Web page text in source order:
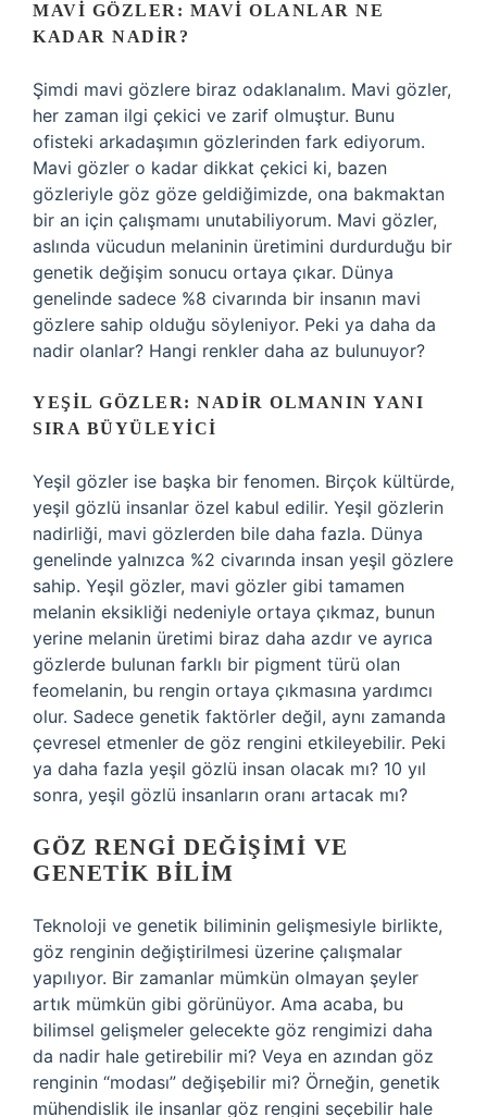
MAVI GÖZLER: MAVI OLANLAR NE
KADAR NADIR?
Şimdi mavi gözlere biraz odaklanalım. Mavi gözler,
her zaman ilgi çekici ve zarif olmuştur. Bunu
ofisteki arkadaşımın gözlerinden fark ediyorum.
Mavi gözler o kadar dikkat çekici ki, bazen
gözleriyle göz göze geldiğimizde, ona bakmaktan
bir an için çalışmamı unutabiliyorum. Mavi gözler,
aslında vücudun melaninin üretimini durdurduğu bir
genetik değişim sonucu ortaya çıkar. Dünya
genelinde sadece %8 civarında bir insanın mavi
gözlere sahip olduğu söyleniyor. Peki ya daha da
nadir olanlar? Hangi renkler daha az bulunuyor?
YEŞIL GÖZLER: NADIR OLMANIN YANI
SIRA BÜYÜLEYICI
Yeşil gözler ise başka bir fenomen. Birçok kültürde,
yeşil gözlü insanlar özel kabul edilir. Yeşil gözlerin
nadirliği, mavi gözlerden bile daha fazla. Dünya
genelinde yalnızca %2 civarında insan yeşil gözlere
sahip. Yeşil gözler, mavi gözler gibi tamamen
melanin eksikliği nedeniyle ortaya çıkmaz, bunun
yerine melanin üretimi biraz daha azdır ve ayrıca
gözlerde bulunan farklı bir pigment türü olan
feomelanin, bu rengin ortaya çıkmasına yardımcı
olur. Sadece genetik faktörler değil, aynı zamanda
çevresel etmenler de göz rengini etkileyebilir. Peki
ya daha fazla yeşil gözlü insan olacak mı? 10 yıl
sonra, yeşil gözlü insanların oranı artacak mı?
GÖZ RENGI DEĞIŞIMI VE
GENETIK BILIM
Teknoloji ve genetik biliminin gelişmesiyle birlikte,
göz renginin değiştirilmesi üzerine çalışmalar
yapılıyor. Bir zamanlar mümkün olmayan şeyler
artık mümkün gibi görünüyor. Ama acaba, bu
bilimsel gelişmeler gelecekte göz rengimizi daha
da nadir hale getirebilir mi? Veya en azından göz
renginin “modası” değişebilir mi? Örneğin, genetik
mühendislik ile insanlar göz rengini seçebilir hale